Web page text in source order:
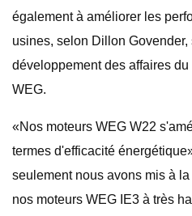
également à améliorer les
usines, selon Dillon
développement des affaires
WEG.
«Nos moteurs WEG W22
termes d'efficacité
seulement nous avons mis à
nos moteurs WEG IE3 à très